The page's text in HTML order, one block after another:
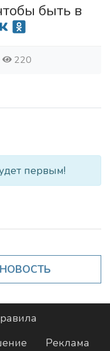
быть в
220
первым!
Реклама